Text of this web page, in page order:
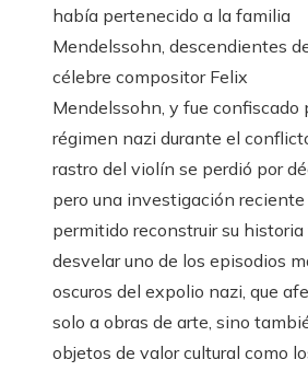
había pertenecido a la familia
Mendelssohn, descendientes
célebre compositor Felix
Mendelssohn, y fue confiscado
régimen nazi durante el
rastro del violín se perdió por
pero una investigación
permitido reconstruir su historia
desvelar uno de los episodios
oscuros del expolio nazi, que
solo a obras de arte, sino
objetos de valor cultural como